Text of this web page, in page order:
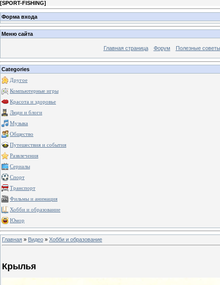
[SPORT-FISHING]
Форма входа
Меню сайта
Главная страница Форум Полезные советы
Categories
Другое
Компьютерные игры
Красота и здоровье
Люди и блоги
Музыка
Общество
Путешествия и события
Развлечения
Сериалы
Спорт
Транспорт
Фильмы и анимация
Хобби и образование
Юмор
Главная » Видео » Хобби и образование
Крылья